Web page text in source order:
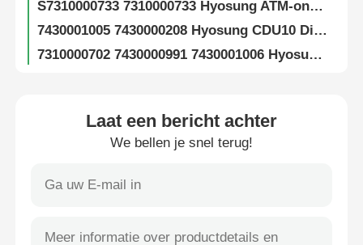
Kwaliteitscontrole
Alle Gevallen
Vraag een offerte aan
Laat een bericht achter
We bellen je snel terug!